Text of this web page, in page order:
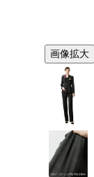
画像拡大